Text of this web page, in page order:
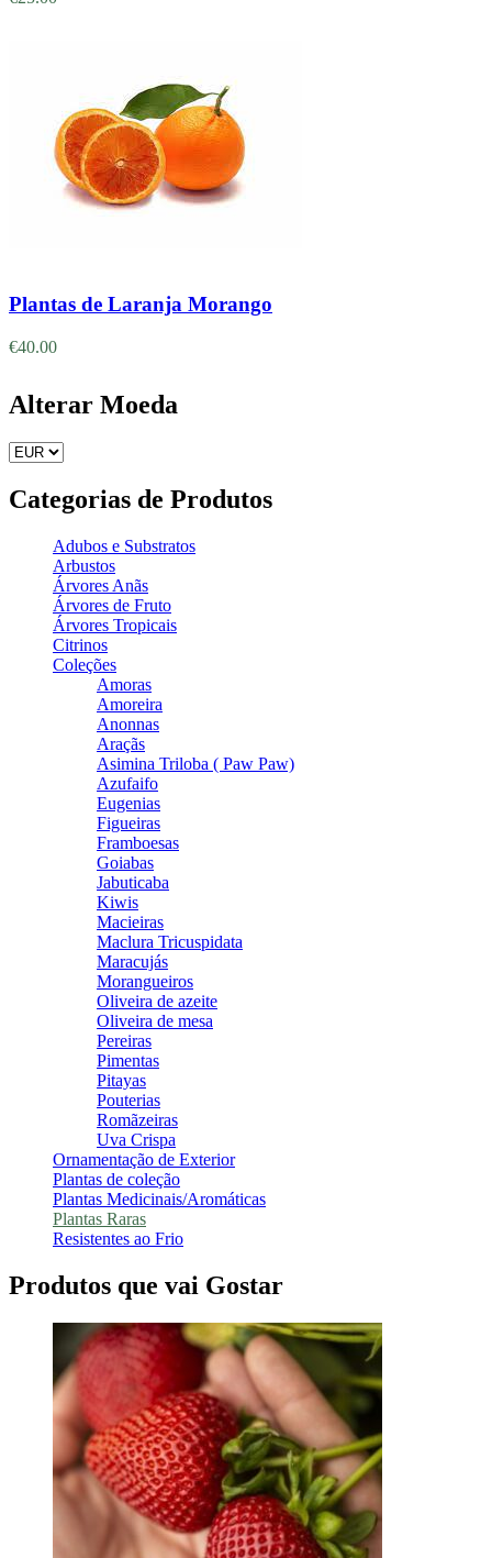
Plantas de Laranja Morango
€40.00
Alterar Moeda
Categorias de Produtos
Adubos e Substratos
Arbustos
Árvores Anãs
Árvores de Fruto
Árvores Tropicais
Citrinos
Coleções
Amoras
Amoreira
Anonnas
Araçãs
Asimina Triloba ( Paw Paw)
Azufaifo
Eugenias
Figueiras
Framboesas
Goiabas
Jabuticaba
Kiwis
Macieiras
Maclura Tricuspidata
Maracujás
Morangueiros
Oliveira de azeite
Oliveira de mesa
Pereiras
Pimentas
Pitayas
Pouterias
Romãzeiras
Uva Crispa
Ornamentação de Exterior
Plantas de coleção
Plantas Medicinais/Aromáticas
Plantas Raras
Resistentes ao Frio
Produtos que vai Gostar